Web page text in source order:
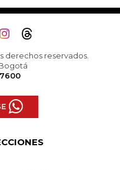
derechos reservados.
Bogotá